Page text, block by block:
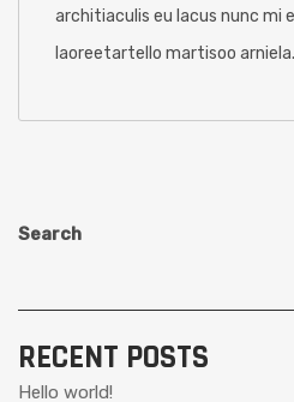
architiaculis eu lacus nunc mi
laoreetartello martisoo arniela.
Search
RECENT POSTS
Hello world!